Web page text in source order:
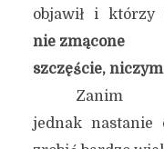
objawił i
nie zmącone
szczęście,
Zanim
jednak nastanie